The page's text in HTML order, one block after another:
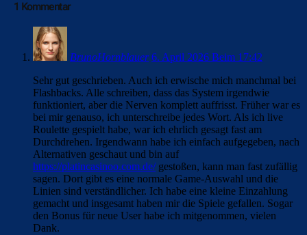
1 Kommentar
BrunoHornblauer 6. April 2026 Beim 17:42
Sehr gut geschrieben. Auch ich erwische mich manchmal bei
Flashbacks. Alle schreiben, dass das System irgendwie
funktioniert, aber die Nerven komplett auffrisst. Früher war es
bei mir genauso, ich unterschreibe jedes Wort. Als ich live
Roulette gespielt habe, war ich ehrlich gesagt fast am
Durchdrehen. Irgendwann habe ich einfach aufgegeben, nach
Alternativen geschaut und bin auf
https://platincasinoo.com.de/gestoßen, kann man fast zufällig
sagen. Dort gibt es eine normale Game-Auswahl und die
Linien sind verständlicher. Ich habe eine kleine Einzahlung
gemacht und insgesamt haben mir die Spiele gefallen. Sogar
den Bonus für neue User habe ich mitgenommen, vielen
Dank.